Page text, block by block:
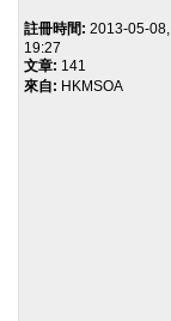
註冊時間: 2013-05-08,
19:27
文章: 141
來自: HKMSOA